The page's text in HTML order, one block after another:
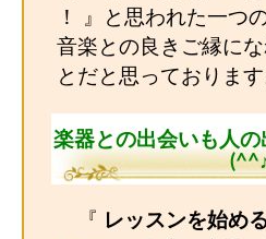
！ 』と思われた一つ
音楽との良きご縁に
とだと思っております
楽器との出会いも人
『 レッスンを始め